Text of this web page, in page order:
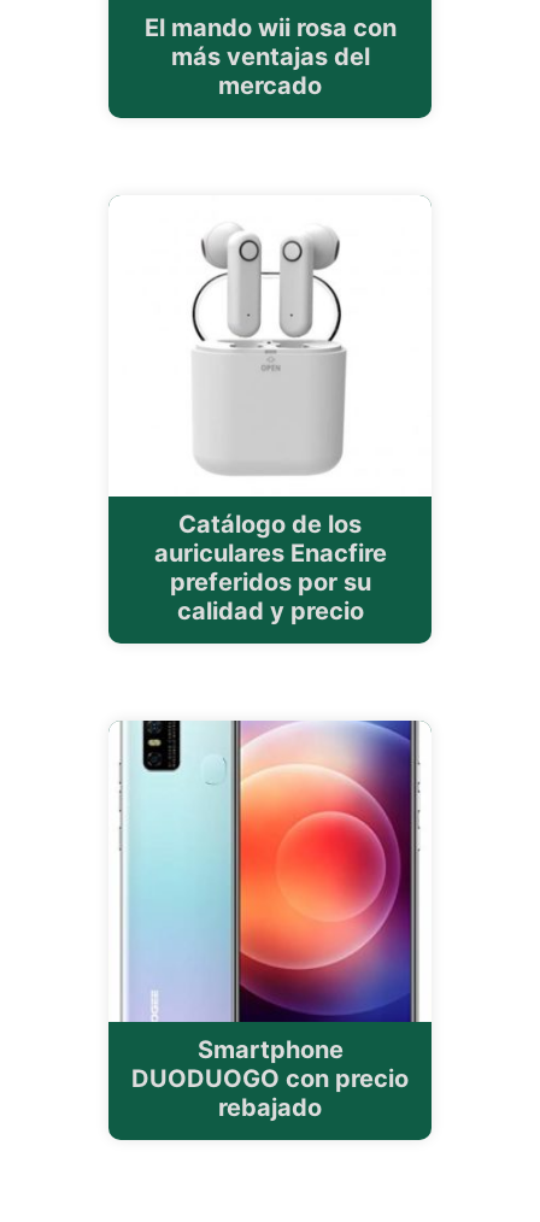
El mando wii rosa con
más ventajas del
mercado
Catálogo de los
auriculares Enacfire
preferidos por su
calidad y precio
Smartphone
DUODUOGO con precio
rebajado